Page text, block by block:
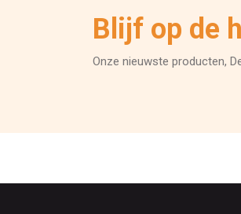
Blijf op de
Onze nieuwste producten,